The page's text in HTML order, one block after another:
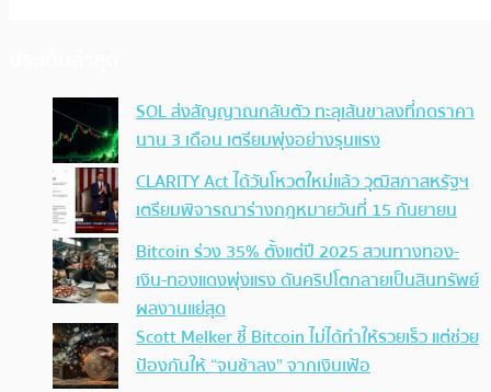
SOL ส่งสัญญาณกลับตัว ทะลุเส้นขาลงที่กดราคา
นาน 3 เดือน เตรียมพุ่งอย่างรุนแรง
CLARITY Act ได้วันโหวตใหม่แล้ว วุฒิสภาสหรัฐฯ
เตรียมพิจารณาร่างกฎหมายวันที่ 15 กันยายน
Bitcoin ร่วง 35% ตั้งแต่ปี 2025 สวนทางทอง-
เงิน-ทองแดงพุ่งแรง ดันคริปโตกลายเป็นสินทรัพย์
ผลงานแย่สุด
Scott Melker ชี้ Bitcoin ไม่ได้ทำให้รวยเร็ว แต่ช่วย
ป้องกันให้ “จนช้าลง” จากเงินเฟ้อ